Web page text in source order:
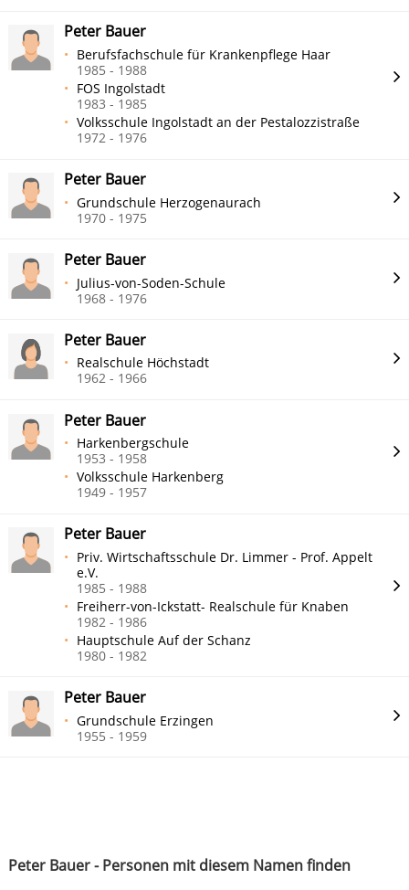
Peter Bauer - Personen mit diesem Namen finden
Peter Bauer
Berufsfachschule für Krankenpflege Haar
1985 - 1988
FOS Ingolstadt
1983 - 1985
Volksschule Ingolstadt an der Pestalozzistraße
1972 - 1976
Peter Bauer
Grundschule Herzogenaurach
1970 - 1975
Peter Bauer
Julius-von-Soden-Schule
1968 - 1976
Peter Bauer
Realschule Höchstadt
1962 - 1966
Peter Bauer
Harkenbergschule
1953 - 1958
Volksschule Harkenberg
1949 - 1957
Peter Bauer
Priv. Wirtschaftsschule Dr. Limmer - Prof. Appelt
e.V.
1985 - 1988
Freiherr-von-Ickstatt- Realschule für Knaben
1982 - 1986
Hauptschule Auf der Schanz
1980 - 1982
Peter Bauer
Grundschule Erzingen
1955 - 1959